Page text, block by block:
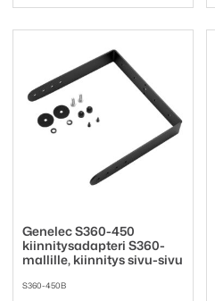
Genelec S360-450
kiinnitysadapteri S360-
mallille, kiinnitys sivu-sivu
S360-450B